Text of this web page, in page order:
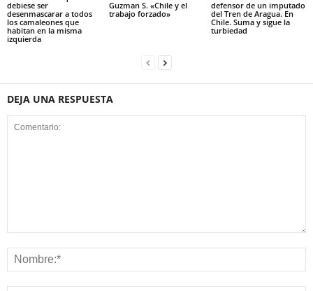
debiese ser
desenmascarar a todos
los camaleones que
habitan en la misma
izquierda
Guzman S. «Chile y el
trabajo forzado»
defensor de un imputado
del Tren de Aragua. En
Chile. Suma y sigue la
turbiedad
DEJA UNA RESPUESTA